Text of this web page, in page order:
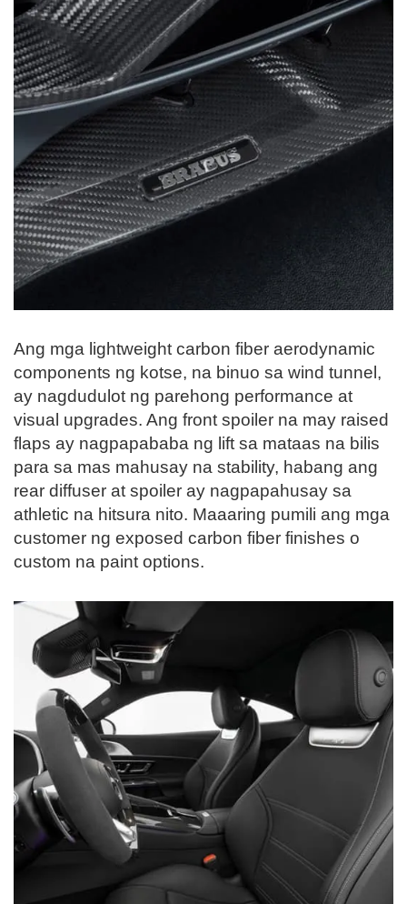
Ang mga lightweight carbon fiber aerodynamic
components ng kotse, na binuo sa wind tunnel,
ay nagdudulot ng parehong performance at
visual upgrades. Ang front spoiler na may raised
flaps ay nagpapababa ng lift sa mataas na bilis
para sa mas mahusay na stability, habang ang
rear diffuser at spoiler ay nagpapahusay sa
athletic na hitsura nito. Maaaring pumili ang mga
customer ng exposed carbon fiber finishes o
custom na paint options.